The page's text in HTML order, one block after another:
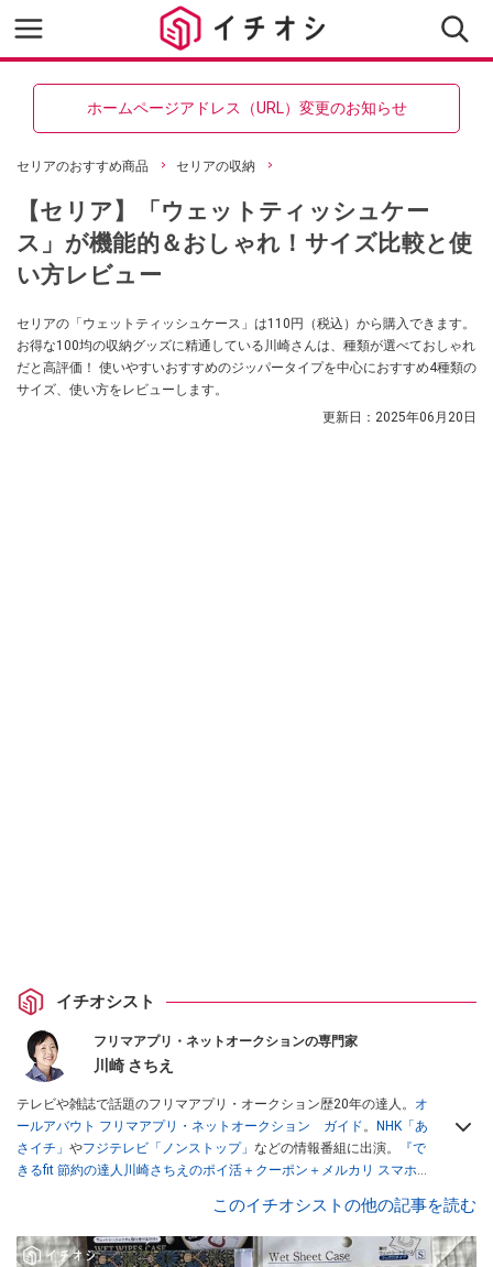
ホームページアドレス（URL）変更のお知らせ
セリアのおすすめ商品 セリアの収納
【セリア】「ウェットティッシュケー
ス」が機能的＆おしゃれ！サイズ比較と使
い方レビュー
セリアの「ウェットティッシュケース」は110円（税込）から購入できます。
お得な100均の収納グッズに精通している川崎さんは、種類が選べておしゃれ
だと高評価！ 使いやすいおすすめのジッパータイプを中心におすすめ4種類の
サイズ、使い方をレビューします。
更新日： 2025年06月20日
イチオシスト
フリマアプリ・ネットオークションの専門家
川崎 さちえ
テレビや雑誌で話題のフリマアプリ・オークション歴20年の達人。 オ
ールアバウト フリマアプリ・ネットオークション ガイド。
NHK「あ
さイチ」 やフジテレビ「ノンストップ」 などの情報番組に出演。
『で
きるfit 節約の達人川崎さちえのポイ活＋クーポン＋メルカリ スマホで
スマホ1つでスキマ時間に効率的に稼ぐ！』（翔泳社刊） ほか著書多
数。ブログは「川崎さちえのごちゃまぜ日記」。
■経歴：2003年、夫が子育てをするために、突然会社を辞める。翌月
このイチオシストの他の記事を読む